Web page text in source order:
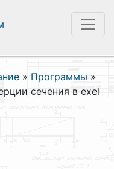
» Программы »
сечения в exel